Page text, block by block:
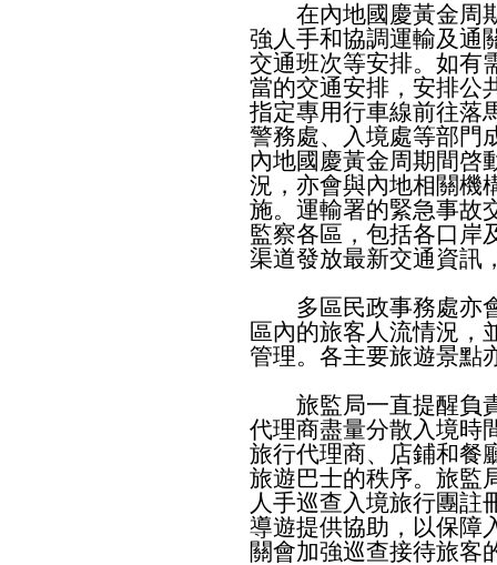
在內地國慶黃金周期
強人手和協調運輸及通
交通班次等安排。如有
當的交通安排，安排公
指定專用行車線前往落
警務處、入境處等部門
內地國慶黃金周期間啓
況，亦會與內地相關機
施。運輸署的緊急事故
監察各區，包括各口岸
渠道發放最新交通資訊
多區民政事務處亦會
區內的旅客人流情況，
管理。各主要旅遊景點
旅監局一直提醒負責
代理商盡量分散入境時
旅行代理商、店鋪和餐
旅遊巴士的秩序。旅監
人手巡查入境旅行團註
導遊提供協助，以保障
關會加強巡查接待旅客